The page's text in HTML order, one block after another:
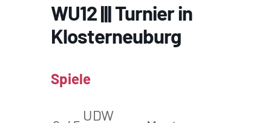
WU12 ||| Turnier in
Klosterneuburg
Spiele
UDW